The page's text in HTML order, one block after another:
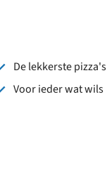
De lekkerste pizza's
Voor ieder wat wils